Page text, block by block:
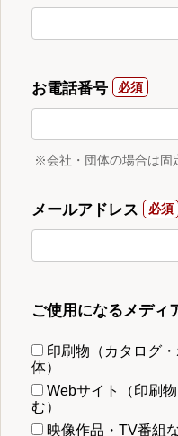
お電話番号
※会社・団体の場合は固
メールアドレス
ご使用になるメディ
印刷物（カタログ
体）
Webサイト（印刷
む）
映像作品・TV番組